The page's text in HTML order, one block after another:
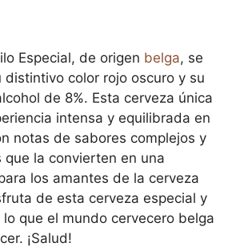
Especial, de origen belga, se
distintivo color rojo oscuro y su
de 8%. Esta cerveza única
intensa y equilibrada en
notas de sabores complejos y
que la convierten en una
los amantes de la cerveza
de esta cerveza especial y
que el mundo cervecero belga
¡Salud!